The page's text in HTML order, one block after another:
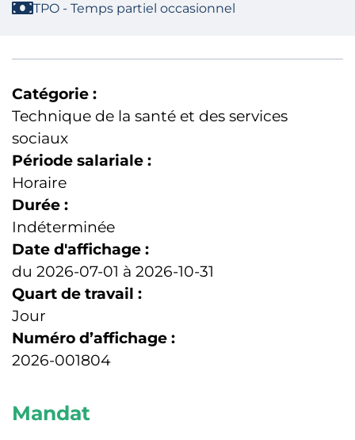
TPO - Temps partiel occasionnel
Catégorie :
Technique de la santé et des services
sociaux
Période salariale :
Horaire
Durée :
Indéterminée
Date d'affichage :
du 2026-07-01 à 2026-10-31
Quart de travail :
Jour
Numéro d’affichage :
2026-001804
Mandat